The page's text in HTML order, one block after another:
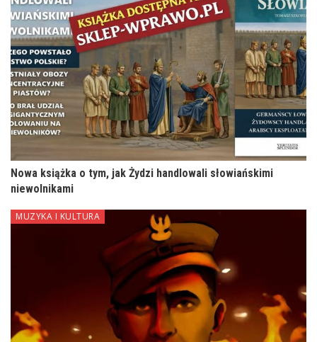
Nowa książka o tym, jak Żydzi handlowali słowiańskimi
niewolnikami
MUZYKA I KULTURA